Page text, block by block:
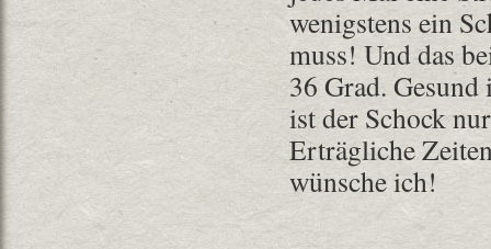
wenigstens ein
muss! Und das
36 Grad. Gesund
ist der Schock
Erträgliche
wünsche ich!